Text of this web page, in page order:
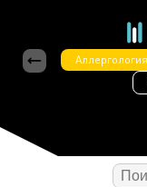
Аллергология